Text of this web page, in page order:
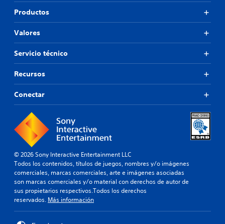
Productos
Valores
Servicio técnico
Recursos
Conectar
© 2026 Sony Interactive Entertainment LLC
Todos los contenidos, títulos de juegos, nombres y/o imágenes
comerciales, marcas comerciales, arte e imágenes asociadas
son marcas comerciales y/o material con derechos de autor de
sus propietarios respectivos.Todos los derechos
reservados. Más información